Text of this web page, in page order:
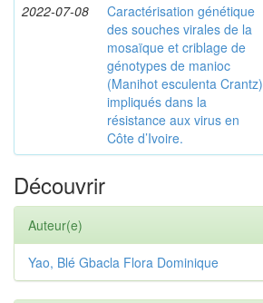
2022-07-08
Caractérisation génétique
des souches virales de la
mosaïque et criblage de
génotypes de manioc
(Manihot esculenta Crantz)
impliqués dans la
résistance aux virus en
Côte d’Ivoire.
Découvrir
Auteur(e)
Yao, Blé Gbacla Flora Dominique